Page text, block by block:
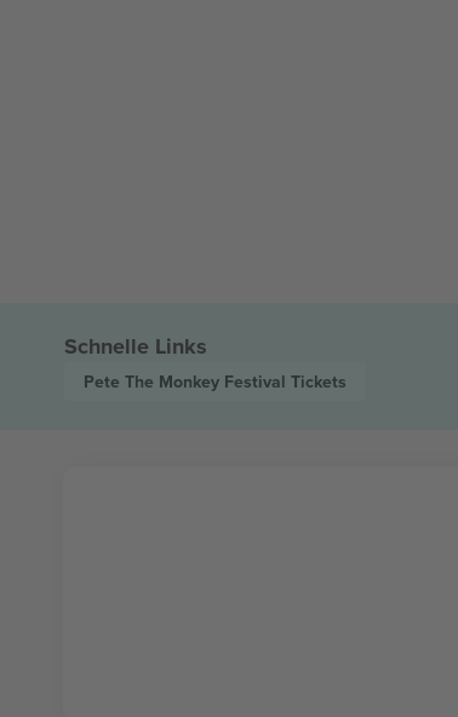
Schnelle Links
Pete The Monkey Festival Tickets